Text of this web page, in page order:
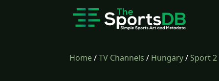
Home/TV Channels / Hungary/Sport